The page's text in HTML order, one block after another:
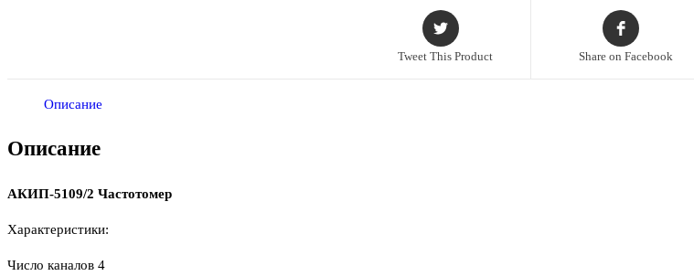
Tweet This Product Share on Facebook
Описание
Описание
АКИП-5109/2 Частотомер
Характеристики:
Число каналов 4